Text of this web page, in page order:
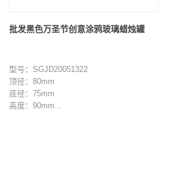
批发黑色万圣节创意涂鸦玻璃蜡烛罐
型号：SGJD20051322
顶径：80mm
底径：75mm
高度：90mm